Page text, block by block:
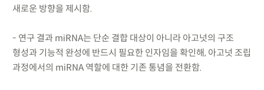
새로운 방향을 제시함.
- 연구 결과 miRNA는 단순 결합 대상이 아니라 아고넛의 구조
형성과 기능적 완성에 반드시 필요한 인자임을 확인해, 아고넛 조립
과정에서의 miRNA 역할에 대한 기존 통념을 전환함.